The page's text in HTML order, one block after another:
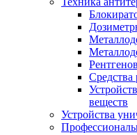
Средства
веществ
Устройства